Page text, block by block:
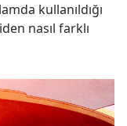
kullanıldığı
nasıl farklı